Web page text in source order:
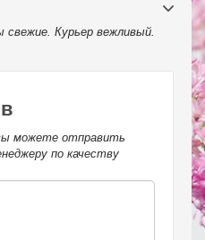
Курьер вежливый.
можете отправить
по качеству